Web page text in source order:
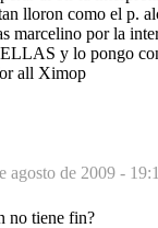
lloron como el p.
marcelino por la
y lo pongo
all Ximop
agosto de 2009 -
no tiene fin?